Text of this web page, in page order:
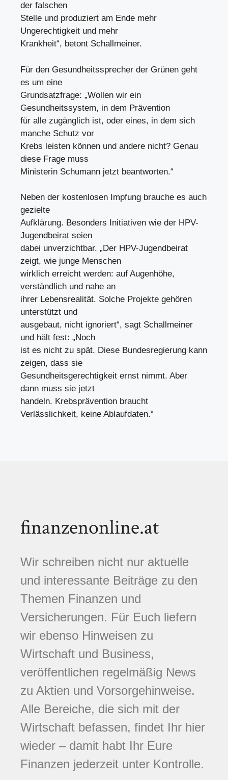
der falschen
Stelle und produziert am Ende mehr
Ungerechtigkeit und mehr
Krankheit“, betont Schallmeiner.
Für den Gesundheitssprecher der Grünen geht
es um eine
Grundsatzfrage: „Wollen wir ein
Gesundheitssystem, in dem Prävention
für alle zugänglich ist, oder eines, in dem sich
manche Schutz vor
Krebs leisten können und andere nicht? Genau
diese Frage muss
Ministerin Schumann jetzt beantworten.“
Neben der kostenlosen Impfung brauche es auch
gezielte
Aufklärung. Besonders Initiativen wie der HPV-
Jugendbeirat seien
dabei unverzichtbar. „Der HPV-Jugendbeirat
zeigt, wie junge Menschen
wirklich erreicht werden: auf Augenhöhe,
verständlich und nahe an
ihrer Lebensrealität. Solche Projekte gehören
unterstützt und
ausgebaut, nicht ignoriert“, sagt Schallmeiner
und hält fest: „Noch
ist es nicht zu spät. Diese Bundesregierung kann
zeigen, dass sie
Gesundheitsgerechtigkeit ernst nimmt. Aber
dann muss sie jetzt
handeln. Krebsprävention braucht
Verlässlichkeit, keine Ablaufdaten.“
finanzenonline.at
Wir schreiben nicht nur aktuelle
und interessante Beiträge zu den
Themen Finanzen und
Versicherungen. Für Euch liefern
wir ebenso Hinweisen zu
Wirtschaft und Business,
veröffentlichen regelmäßig News
zu Aktien und Vorsorgehinweise.
Alle Bereiche, die sich mit der
Wirtschaft befassen, findet Ihr hier
wieder – damit habt Ihr Eure
Finanzen jederzeit unter Kontrolle.